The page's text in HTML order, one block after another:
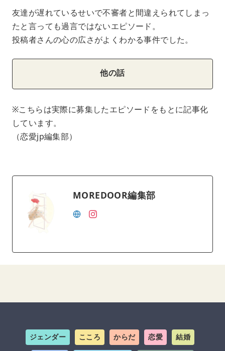
友達が遅れているせいで不審者と間違えられてしまっ
たと言っても過言ではないエピソード。
投稿者さんの心の広さがよくわかる事件でした。
他の話
※こちらは実際に募集したエピソードをもとに記事化
しています。
（恋愛jp編集部）
MOREDOOR編集部
ジェンダー こころ からだ 恋愛 結婚